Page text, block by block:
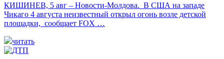
КИШИНЕВ, 5 авг – Новости-Молдова. В США на западе
Чикаго 4 августа неизвестный открыл огонь возле детской
площадки, сообщает FOX …
читать